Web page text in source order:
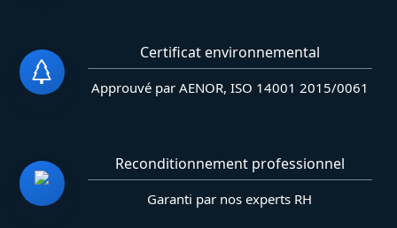
Certificat environnemental
Approuvé par AENOR, ISO 14001 2015/0061
Reconditionnement professionnel
Garanti par nos experts RH